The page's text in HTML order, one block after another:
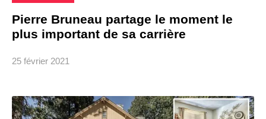
Pierre Bruneau partage le moment le
plus important de sa carrière
25 février 2021